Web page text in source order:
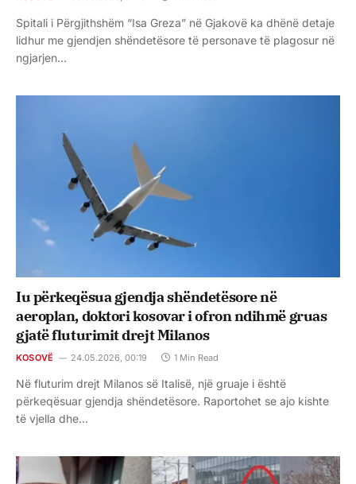
Spitali i Përgjithshëm “Isa Greza” në Gjakovë ka dhënë detaje
lidhur me gjendjen shëndetësore të personave të plagosur në
ngjarjen…
Iu përkeqësua gjendja shëndetësore në
aeroplan, doktori kosovar i ofron ndihmë gruas
gjatë fluturimit drejt Milanos
KOSOVË 24.05.2026, 00:19 1 Min Read
Në fluturim drejt Milanos së Italisë, një gruaje i është
përkeqësuar gjendja shëndetësore. Raportohet se ajo kishte
të vjella dhe…